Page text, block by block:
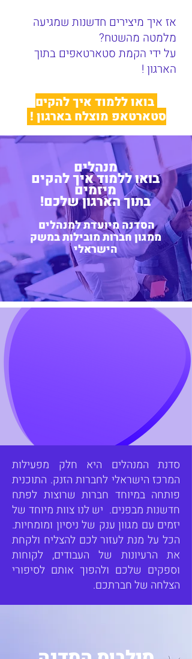
אז איך מיצירים חדשנות שמגיעה
מלמטה מהשטח?
על ידי הקמת סטארטאפים בתוך
הארגון !
בואו ללמוד איך להקים
סטארטאפ מוצלח בארגון !
מנהלים
בואו ללמוד איך להקים
מיזמים
בתוך הארגון שלכם!
הסדנה מיועדת למנהלים
ממגון חברות מובילות במשק
הישראלי
סדנת המנהלים היא חלק מפעילות
המרכז הישראלי לחברות הזנק. התוכנית
פותחה במיוחד חברות שרוצות לפתח
חדשנות מבפנים. יש לנו צוות מיוחד של
יזמים עם מגוון ענק של ניסיון ומומחיות.
הכל על מנת לעזור לכם להצליח ולקחת
את הרעיונות של העבודים, לקוחות
וספקים שלכם ולהפוך אותם לסיפורי
הצלחה של חברתכם.